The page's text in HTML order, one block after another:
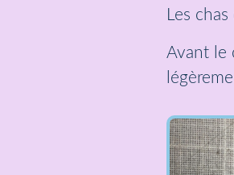
Les
Avant le